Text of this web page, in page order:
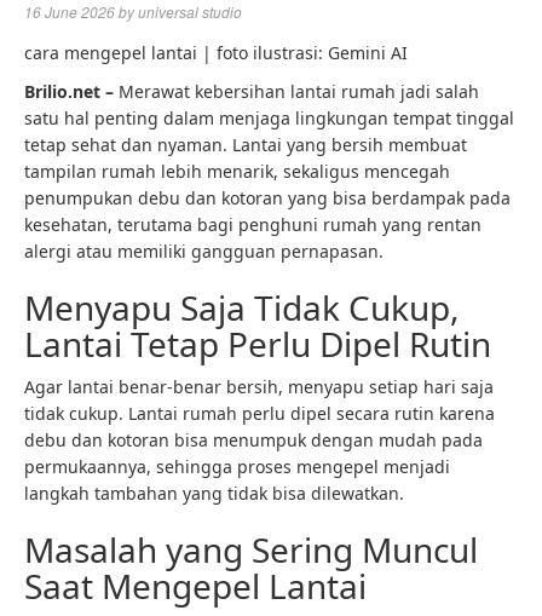
16 June 2026byuniversal studio
cara mengepel lantai | foto ilustrasi: Gemini AI
Brilio.net – Merawat kebersihan lantai rumah jadi salah
satu hal penting dalam menjaga lingkungan tempat tinggal
tetap sehat dan nyaman. Lantai yang bersih membuat
tampilan rumah lebih menarik, sekaligus mencegah
penumpukan debu dan kotoran yang bisa berdampak pada
kesehatan, terutama bagi penghuni rumah yang rentan
alergi atau memiliki gangguan pernapasan.
Menyapu Saja Tidak Cukup,
Lantai Tetap Perlu Dipel Rutin
Agar lantai benar-benar bersih, menyapu setiap hari saja
tidak cukup. Lantai rumah perlu dipel secara rutin karena
debu dan kotoran bisa menumpuk dengan mudah pada
permukaannya, sehingga proses mengepel menjadi
langkah tambahan yang tidak bisa dilewatkan.
Masalah yang Sering Muncul
Saat Mengepel Lantai